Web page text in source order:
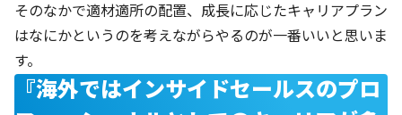
そのなかで適材適所の配置、成長に応じたキャリアプラン
はなにかというのを考えながらやるのが一番いいと思いま
す。
『海外ではインサイドセールスのプロ